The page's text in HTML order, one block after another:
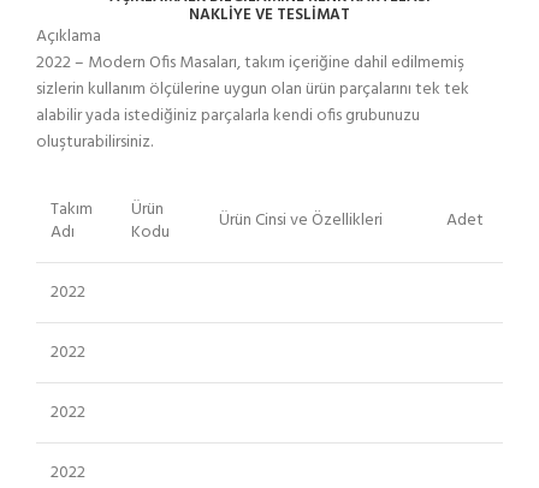
NAKLIYE VE TESLIMAT
Açıklama
2022 – Modern Ofis Masaları, takım içeriğine dahil edilmemiş
sizlerin kullanım ölçülerine uygun olan ürün parçalarını tek tek
alabilir yada istediğiniz parçalarla kendi ofis grubunuzu
oluşturabilirsiniz.
Takım
Adı
Ürün
Kodu
Ürün Cinsi ve Özellikleri Adet
2022
2022
2022
2022